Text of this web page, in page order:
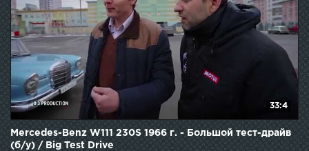
33:4
Mercedes-Benz W111 230S 1966 г. - Большой тест-драйв
(б/у) / Big Test Drive